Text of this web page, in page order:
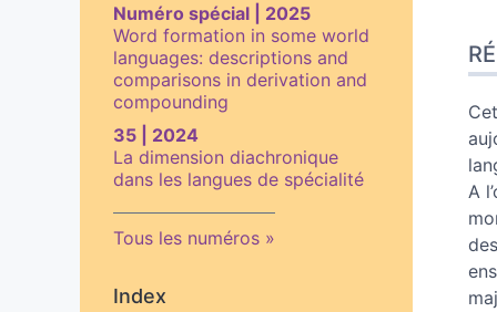
Numéro spécial | 2025
Word formation in some world
languages: descriptions and
comparisons in derivation and
compounding
35 | 2024
La dimension diachronique
dans les langues de spécialité
Tous les numéros
Index
A